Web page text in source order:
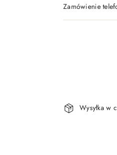
Zamówienie
Wysyłka w